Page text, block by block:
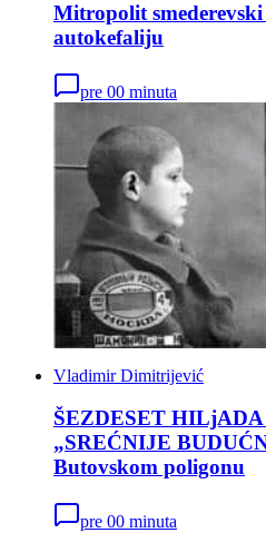
Mitropolit
autokefaliju
pre 00 minuta
Vladimir Dimitrijević
ŠEZDESET
„SREĆNIJE
Butovskom poligonu
pre 00 minuta